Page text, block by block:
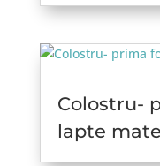
Colostru-
lapte